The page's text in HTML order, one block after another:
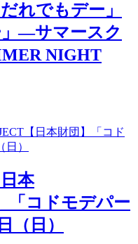
れでもデー」
」―サマースク
NIGHT
本
「コドモデパー
（日）